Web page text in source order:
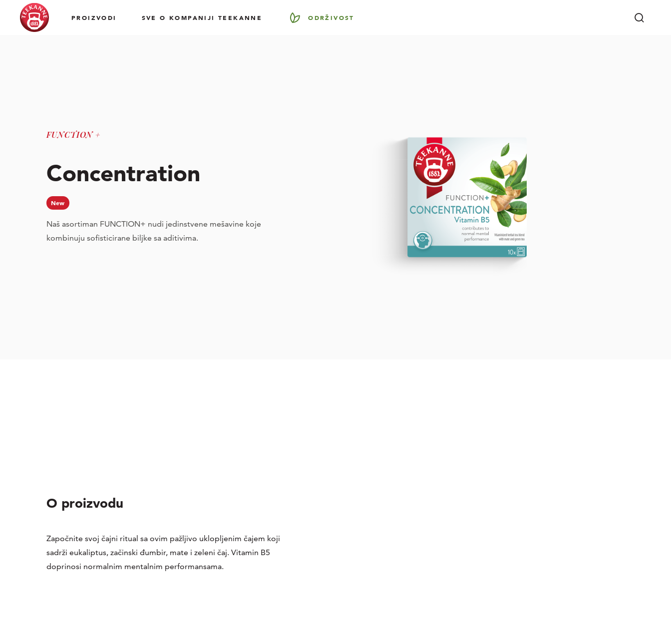
PROIZVODI SVE O KOMPANIJI TEEKANNE ODRŽIVOST
FUNCTION +
Concentration
New
Naš asortiman FUNCTION+ nudi jedinstvene mešavine koje
kombinuju sofisticirane biljke sa aditivima.
O proizvodu
Započnite svoj čajni ritual sa ovim pažljivo uklopljenim čajem koji
sadrži eukaliptus, začinski đumbir, mate i zeleni čaj. Vitamin B5
doprinosi normalnim mentalnim performansama.